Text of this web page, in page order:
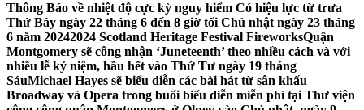
Thông Báo về nhiệt độ cực kỳ nguy hiểm Có hiệu lực từ trưa
Thứ Bảy ngày 22 tháng 6 đến 8 giờ tối Chủ nhật ngày 23 tháng
6 năm 20242024 Scotland Heritage Festival FireworksQuận
Montgomery sẽ công nhận ‘Juneteenth’ theo nhiều cách và với
nhiều lễ kỷ niệm, hầu hết vào Thứ Tư ngày 19 tháng
SáuMichael Hayes sẽ biểu diễn các bài hát từ sân khấu
Broadway và Opera trong buổi biểu diễn miễn phí tại Thư viện